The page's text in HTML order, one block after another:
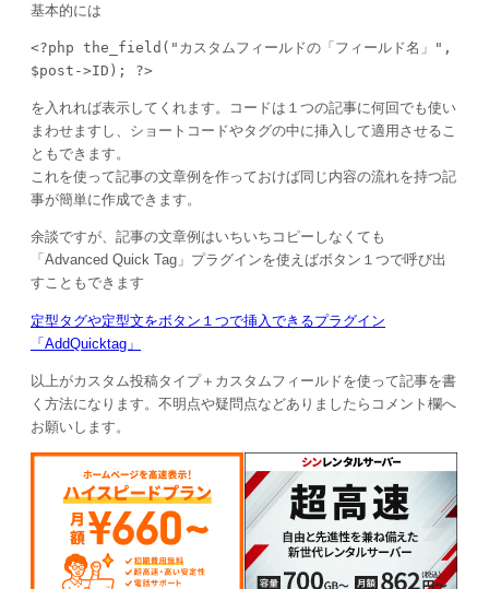
基本的には
<?php the_field("カスタムフィールドの「フィールド名」",
$post->ID); ?>
を入れれば表示してくれます。コードは１つの記事に何回でも使い
まわせますし、ショートコードやタグの中に挿入して適用させるこ
ともできます。
これを使って記事の文章例を作っておけば同じ内容の流れを持つ記
事が簡単に作成できます。
余談ですが、記事の文章例はいちいちコピーしなくても
「Advanced Quick Tag」プラグインを使えばボタン１つで呼び出
すこともできます
定型タグや定型文をボタン１つで挿入できるプラグイン
「AddQuicktag」
以上がカスタム投稿タイプ＋カスタムフィールドを使って記事を書
く方法になります。不明点や疑問点などありましたらコメント欄へ
お願いします。